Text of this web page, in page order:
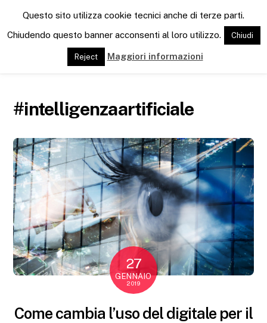
e
n
u
#intelligenzaartificiale
27
GENNAIO
2019
Come cambia l’uso del digitale per il
Questo sito utilizza cookie tecnici anche di terze parti.
Chiudendo questo banner acconsenti al loro utilizzo.
Chiudi
Reject Maggiori informazioni